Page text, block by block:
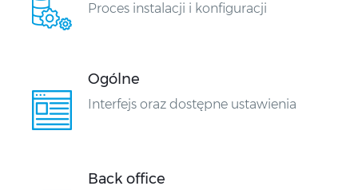
Proces instalacji i konfiguracji
Ogólne
Interfejs oraz dostępne ustawienia
Back office